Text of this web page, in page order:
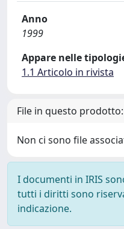
Anno
1999
Appare nelle
1.1 Articolo in rivista
File in questo prodotto:
Non ci sono file
I documenti in IRIS
tutti i diritti sono
indicazione.